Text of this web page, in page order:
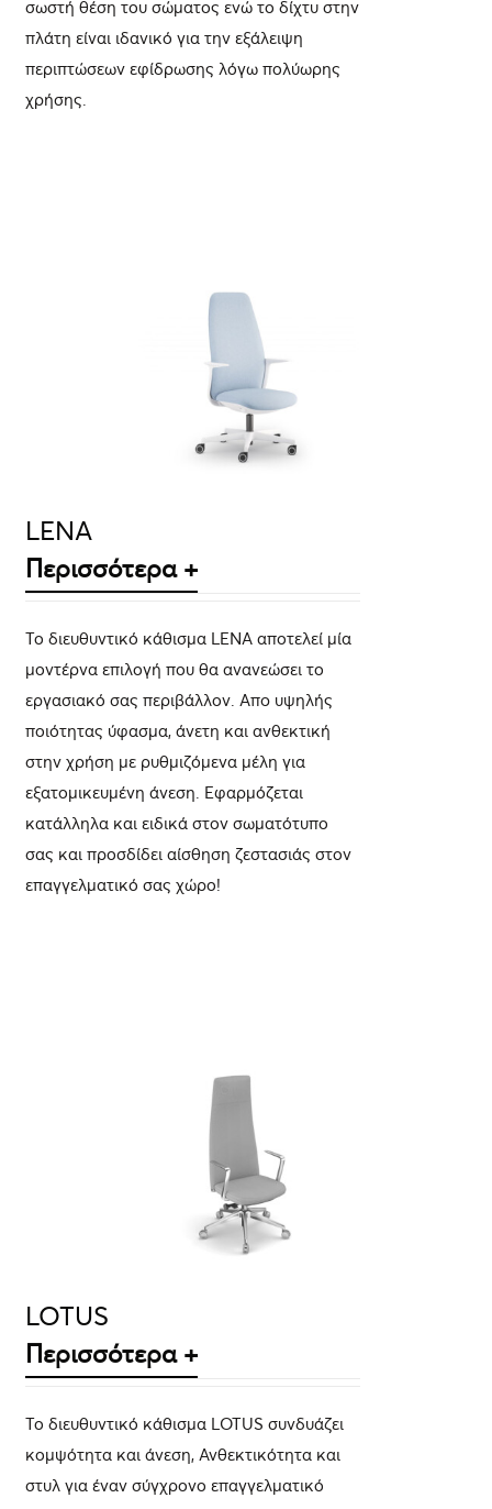
σωστή θέση του σώματος ενώ το δίχτυ στην
πλάτη είναι ιδανικό για την εξάλειψη
περιπτώσεων εφίδρωσης λόγω πολύωρης
χρήσης.
ΛΕΠΤΟΜΈΡΕΙΕΣ
LENA
Περισσότερα +
Το διευθυντικό κάθισμα LENA αποτελεί μία
μοντέρνα επιλογή που θα ανανεώσει το
εργασιακό σας περιβάλλον. Aπo υψηλής
ποιότητας ύφασμα, άνετη και ανθεκτική
στην χρήση με ρυθμιζόμενα μέλη για
εξατομικευμένη άνεση. Εφαρμόζεται
κατάλληλα και ειδικά στον σωματότυπο
σας και προσδίδει αίσθηση ζεστασιάς στον
επαγγελματικό σας χώρο!
ΛΕΠΤΟΜΈΡΕΙΕΣ
LOTUS
Περισσότερα +
Το διευθυντικό κάθισμα LOTUS συνδυάζει
κομψότητα και άνεση, Ανθεκτικότητα και
στυλ για έναν σύγχρονο επαγγελματικό